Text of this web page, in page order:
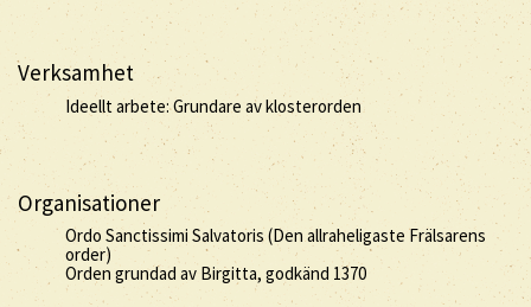
Verksamhet
Ideellt arbete: Grundare av klosterorden
Organisationer
Ordo Sanctissimi Salvatoris (Den allraheligaste Frälsarens
order)
Orden grundad av Birgitta, godkänd 1370